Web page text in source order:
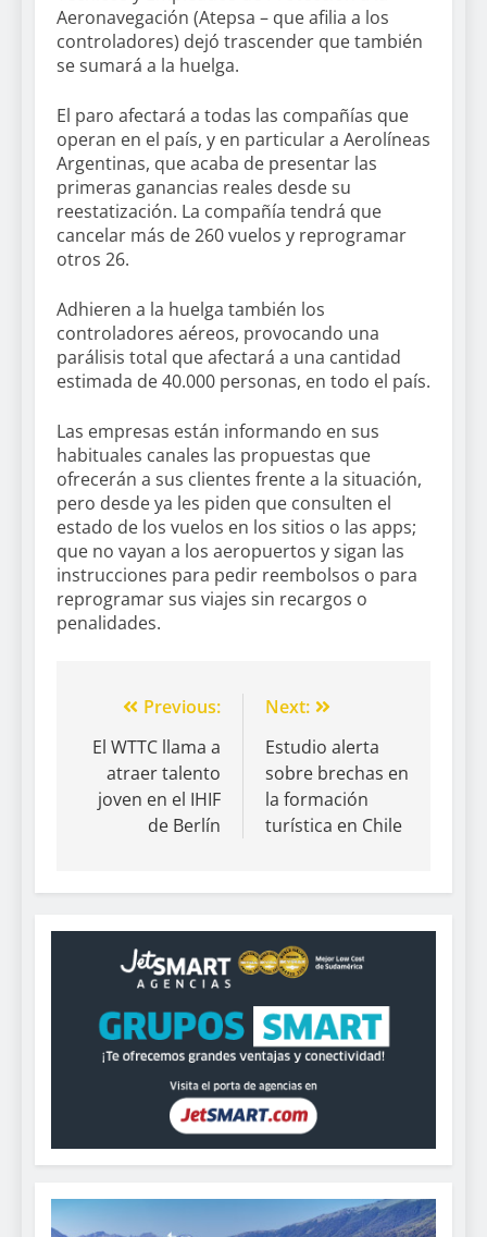
Aeronavegación (Atepsa – que afilia a los
controladores) dejó trascender que también
se sumará a la huelga.
El paro afectará a todas las compañías que
operan en el país, y en particular a Aerolíneas
Argentinas, que acaba de presentar las
primeras ganancias reales desde su
reestatización. La compañía tendrá que
cancelar más de 260 vuelos y reprogramar
otros 26.
Adhieren a la huelga también los
controladores aéreos, provocando una
parálisis total que afectará a una cantidad
estimada de 40.000 personas, en todo el país.
Las empresas están informando en sus
habituales canales las propuestas que
ofrecerán a sus clientes frente a la situación,
pero desde ya les piden que consulten el
estado de los vuelos en los sitios o las apps;
que no vayan a los aeropuertos y sigan las
instrucciones para pedir reembolsos o para
reprogramar sus viajes sin recargos o
penalidades.
Previous:
El WTTC llama a
atraer talento
joven en el IHIF
de Berlín
Next:
Estudio alerta
sobre brechas en
la formación
turística en Chile